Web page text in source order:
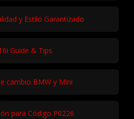
y Estilo Garantizado
Guide & Tips
cambio BMW y Mini
para Código P0226